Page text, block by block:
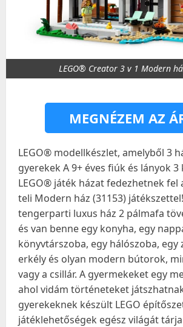
LEGO® Creator 3 v 1 Modern
MEGNÉZEM AZ
LEGO® modellkészlet, amelyből 3
gyerekek A 9+ éves fiúk és lányok
LEGO® játék házat fedezhetnek fel
teli Modern ház (31153)
tengerparti luxus ház 2 pálmafa
és van benne egy konyha, egy
könyvtárszoba, egy hálószoba, egy
erkély és olyan modern bútorok,
vagy a csillár. A gyermekeket egy
ahol vidám történeteket
gyerekeknek készült LEGO
játéklehetőségek egész világát